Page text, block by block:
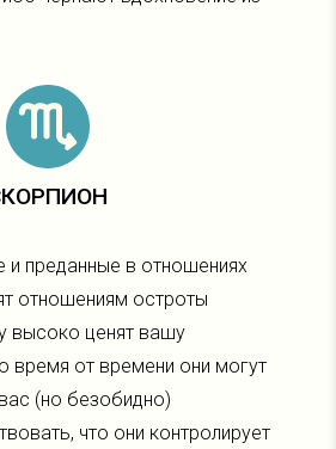
и преданные в отношениях
отношениям остроты
высоко ценят вашу
время от времени они могут
(но безобидно)
что они контролирует